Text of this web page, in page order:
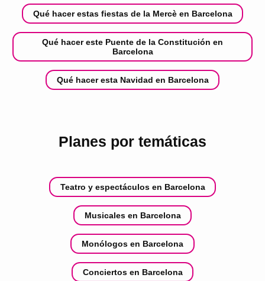
Qué hacer estas fiestas de la Mercè en Barcelona
Qué hacer este Puente de la Constitución en
Barcelona
Qué hacer esta Navidad en Barcelona
Planes por temáticas
Teatro y espectáculos en Barcelona
Musicales en Barcelona
Monólogos en Barcelona
Conciertos en Barcelona